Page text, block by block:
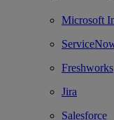
Microsoft
Freshworks
Jira
Salesforce